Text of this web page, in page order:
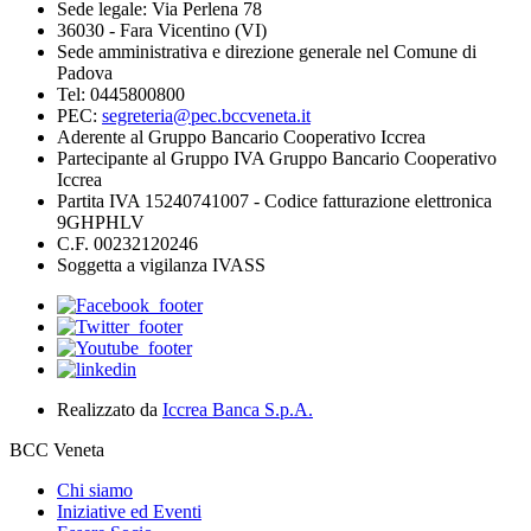
Sede legale: Via Perlena 78
36030 - Fara Vicentino (VI)
Sede amministrativa e direzione generale nel Comune di
Padova
Tel: 0445800800
PEC: segreteria@pec.bccveneta.it
Aderente al Gruppo Bancario Cooperativo Iccrea
Partecipante al Gruppo IVA Gruppo Bancario Cooperativo
Iccrea
Partita IVA 15240741007 - Codice fatturazione elettronica
9GHPHLV
C.F. 00232120246
Soggetta a vigilanza IVASS
Realizzato da Iccrea Banca S.p.A.
BCC Veneta
Chi siamo
Iniziative ed Eventi